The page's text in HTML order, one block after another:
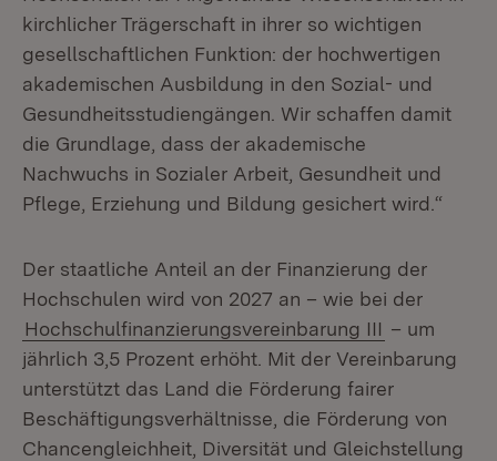
kirchlicher Trägerschaft in ihrer so wichtigen
gesellschaftlichen Funktion: der hochwertigen
akademischen Ausbildung in den Sozial- und
Gesundheitsstudiengängen. Wir schaffen damit
die Grundlage, dass der akademische
Nachwuchs in Sozialer Arbeit, Gesundheit und
Pflege, Erziehung und Bildung gesichert wird.“
Der staatliche Anteil an der Finanzierung der
Hochschulen wird von 2027 an – wie bei der
Hochschulfinanzierungsvereinbarung III – um
jährlich 3,5 Prozent erhöht. Mit der Vereinbarung
unterstützt das Land die Förderung fairer
Beschäftigungsverhältnisse, die Förderung von
Chancengleichheit, Diversität und Gleichstellung